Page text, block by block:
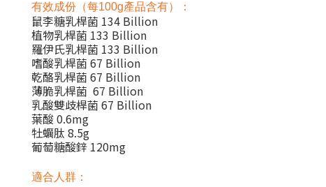
有效成份 （每100g產品含有）：
鼠李糖乳桿菌 134 Billion
植物乳桿菌 133 Billion
羅伊氏乳桿菌 133 Billion
嗜酸乳桿菌 67 Billion
乾酪乳桿菌 67 Billion
薄脆乳桿菌 67 Billion
乳酸雙歧桿菌 67 Billion
葉酸 0.6mg
牡蠣肽 8.5g
葡萄糖酸鋅 120mg
適合人群：